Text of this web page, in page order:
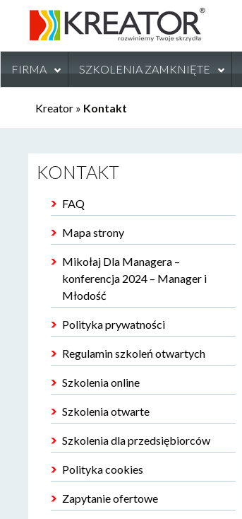
FIRMA SZKOLENIA ZAMKNIĘTE
Kreator » Kontakt
KONTAKT
FAQ
Mapa strony
Mikołaj Dla Managera –
konferencja 2024 – Manager i
Młodość
Polityka prywatności
Regulamin szkoleń otwartych
Szkolenia online
Szkolenia otwarte
Szkolenia dla przedsiębiorców
Polityka cookies
Zapytanie ofertowe